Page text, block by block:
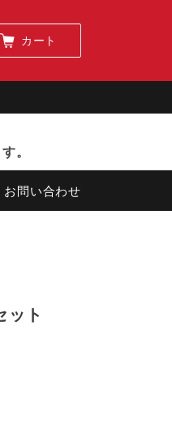
カート
。
お問い合わせ
ット